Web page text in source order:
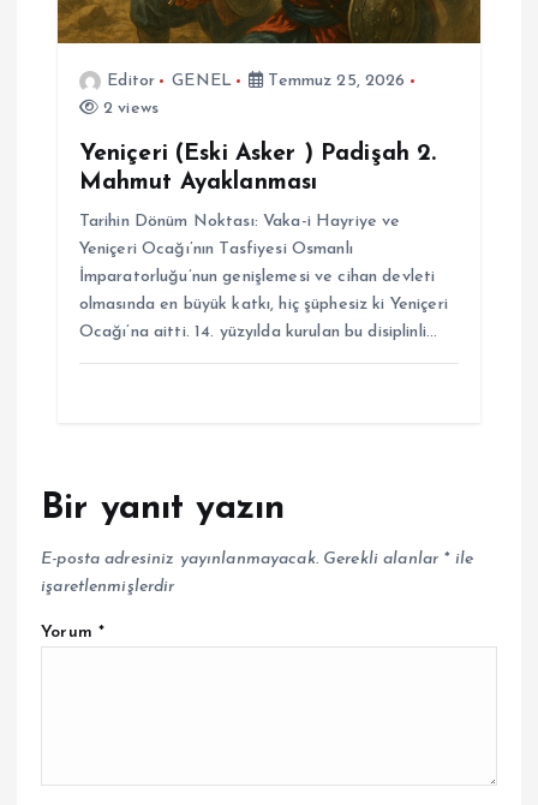
Editor GENEL
Temmuz 25, 2026
2 views
Yeniçeri (Eski Asker ) Padişah 2.
Mahmut Ayaklanması
Tarihin Dönüm Noktası: Vaka-i Hayriye ve
Yeniçeri Ocağı’nın Tasfiyesi Osmanlı
İmparatorluğu’nun genişlemesi ve cihan devleti
olmasında en büyük katkı, hiç şüphesiz ki Yeniçeri
Ocağı’na aitti. 14. yüzyılda kurulan bu disiplinli…
Bir yanıt yazın
E-posta adresiniz yayınlanmayacak. Gerekli alanlar *ile
işaretlenmişlerdir
Yorum *